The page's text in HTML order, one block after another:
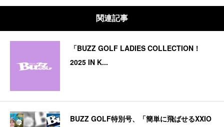
関連記事
「BUZZ GOLF LADIES COLLECTION！
2025 IN K...
BUZZ GOLF特別号、「簡単に飛ばせるXXIO